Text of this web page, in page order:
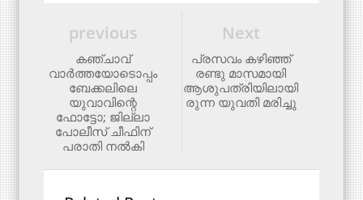
Next
പ്രസവം കഴിഞ്ഞ്
രണ്ടു മാസമായി
ആശുപത്രിയിലായി
രുന്ന യുവതി മരിച്ചു
previous
കഞ്ചാവ്
വാര്‍ത്തയോടൊപ്പം
ബേക്കലിലെ
യുവാവിന്റെ
ഫോട്ടോ; ജില്ലാ
പോലീസ് ചീഫിന്
പരാതി നല്‍കി